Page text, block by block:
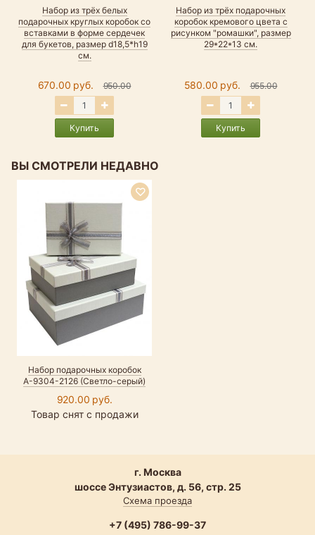
Набор из трёх белых
подарочных круглых коробок со
вставками в форме сердечек
для букетов, размер d18,5*h19
см.
670.00 руб. 950.00
Купить
Набор из трёх подарочных
коробок кремового цвета с
рисунком "ромашки", размер
29*22*13 см.
580.00 руб. 955.00
Купить
ВЫ СМОТРЕЛИ НЕДАВНО
Набор подарочных коробок
А-9304-2126 (Светло-серый)
920.00 руб.
Товар снят с продажи
г. Москва
шоссе Энтузиастов, д. 56, стр. 25
Схема проезда
+7 (495) 786-99-37